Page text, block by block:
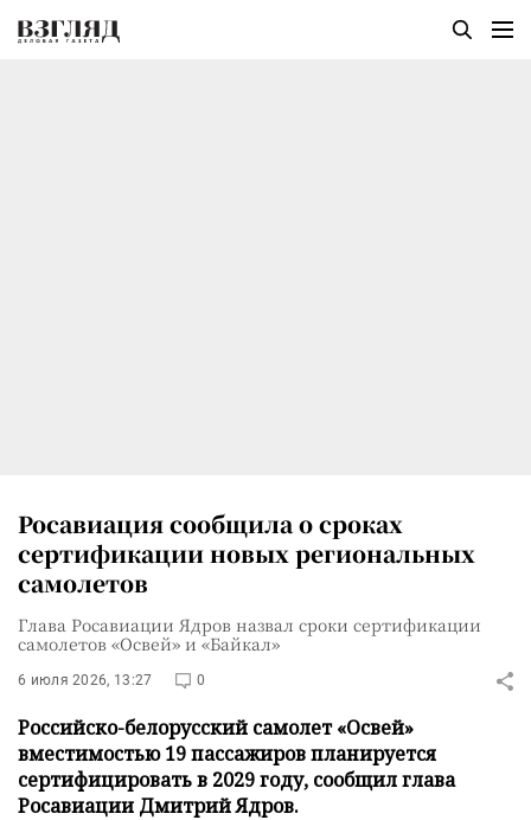
Росавиация сообщила о сроках
сертификации новых региональных
самолетов
Глава Росавиации Ядров назвал сроки сертификации
самолетов «Освей» и «Байкал»
6 июля 2026, 13:27 0
Российско-белорусский самолет «Освей»
вместимостью 19 пассажиров планируется
сертифицировать в 2029 году, сообщил глава
Росавиации Дмитрий Ядров.